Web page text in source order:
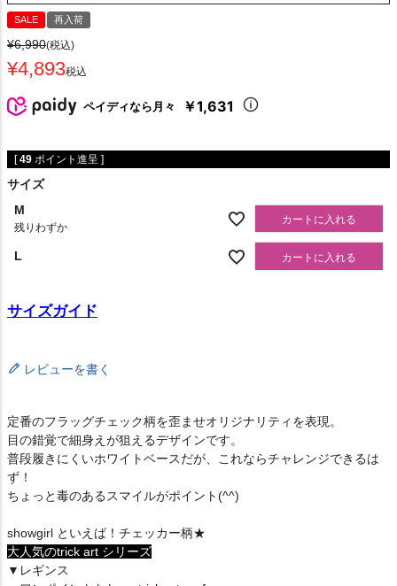
SALE 再入荷
¥6,990(税込)
¥4,893税込
ペイディなら月々 ￥1,631
[ 49 ポイント進呈 ]
サイズ
M
残りわずか
カートに入れる
L カートに入れる
サイズガイド
レビューを書く
定番のフラッグチェック柄を歪ませオリジナリティを表現。
目の錯覚で細身えが狙えるデザインです。
普段履きにくいホワイトベースだが、これならチャレンジできるは
ず！
ちょっと毒のあるスマイルがポイント(^^)
showgirl といえば！チェッカー柄★
大人気のtrick art シリーズ
▼レギンス